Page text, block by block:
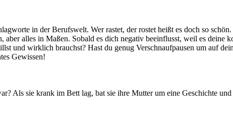
in der Berufswelt. Wer rastet, der rostet heißt es doch so
alles in Maßen. Sobald es dich negativ beeinflusst, weil es deine
und wirklich brauchst? Hast du genug Verschnaufpausen um auf
Gewissen!
Als sie krank im Bett lag, bat sie ihre Mutter um eine Geschichte